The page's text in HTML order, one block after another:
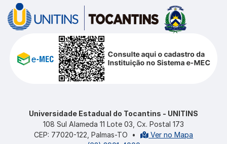
Universidade Estadual do Tocantins - UNITINS
108 Sul Alameda 11 Lote 03, Cx. Postal 173
CEP: 77020-122, Palmas-TO
•
Ver no Mapa